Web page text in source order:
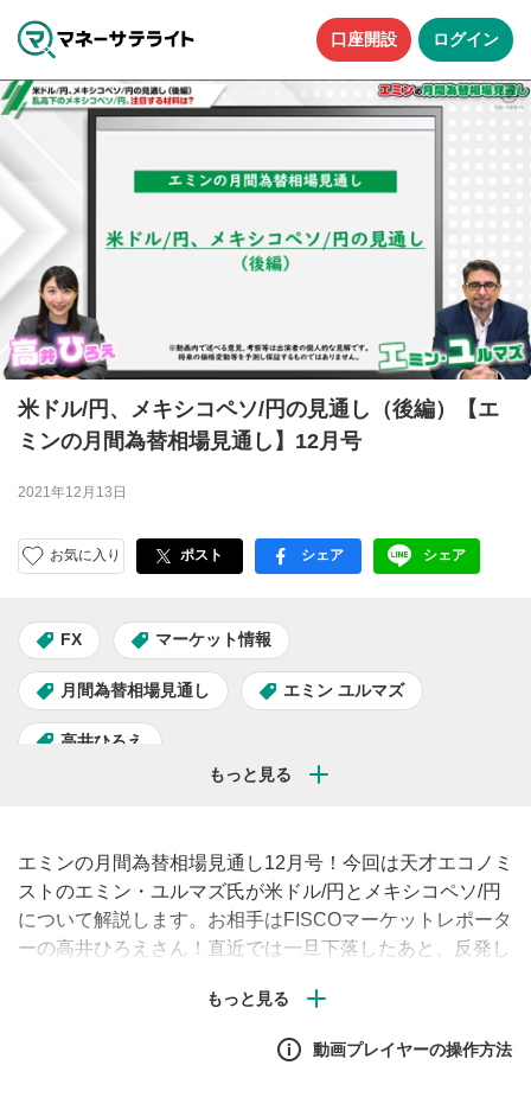
口座開設 ログイン
米ドル/円、メキシコペソ/円の見通し（後編）【エ
ミンの月間為替相場見通し】12月号
2021年12月13日
お気に入り ポスト facebook
シェア LINE
シェア
FX マーケット情報
月間為替相場見通し エミン ユルマズ
高井ひろえ
エミンの月間為替相場見通し12月号！今回は天才エコノミ
ストのエミン・ユルマズ氏が米ドル/円とメキシコペソ/円
について解説します。お相手はFISCOマーケットレポータ
ーの高井ひろえさん！直近では一旦下落したあと、反発し
後の動きはどうなるのでしょうか。※この動画は2021年12
動画プレイヤーの操作方法